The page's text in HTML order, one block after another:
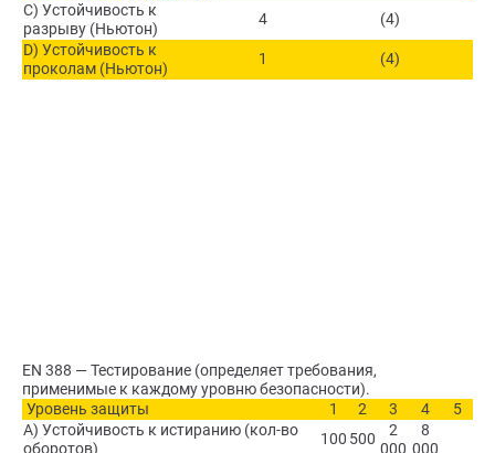
C) Устойчивость к
разрыву (Ньютон)
4
(4)
D) Устойчивость к
проколам (Ньютон)
1 (4)
EN 388 — Тестирование (определяет требования,
применимые к каждому уровню безопасности).
Уровень защиты
1 2 3 4
5
A) Устойчивость к истиранию (кол-во
оборотов)
100 500
2
000
8
000